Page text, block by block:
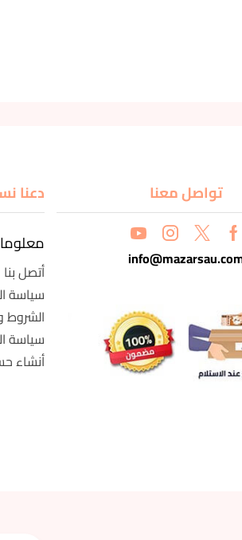
تواصل معنا
دعنا
أتصل بنا
سياسة
الشروط
سياسة
أنشاء